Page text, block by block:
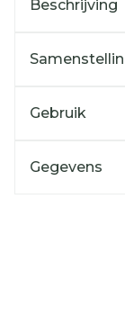
Beschrijving
Gebruik
Gegevens